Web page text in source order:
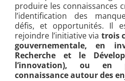
produire les connaissances
l’identification des
défis, et opportunités. Il
rejoindre l’initiative via trois
gouvernementale, en
Recherche et le
l’innovation), ou
connaissance autour des